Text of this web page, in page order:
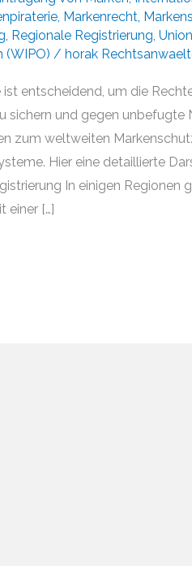
, Markenrecht,
, Regionale Registrierung,
(WIPO) / horak
entscheidend, um die
sichern und gegen unbefugte
zum weltweiten
Hier eine detaillierte
In einigen Regionen
einer […]